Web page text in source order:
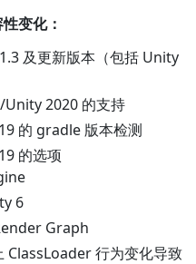
变化：
及更新版本（包括 Unity
2020 的支持
的 gradle 版本检测
的选项
6
Graph
ClassLoader 行为变化导致